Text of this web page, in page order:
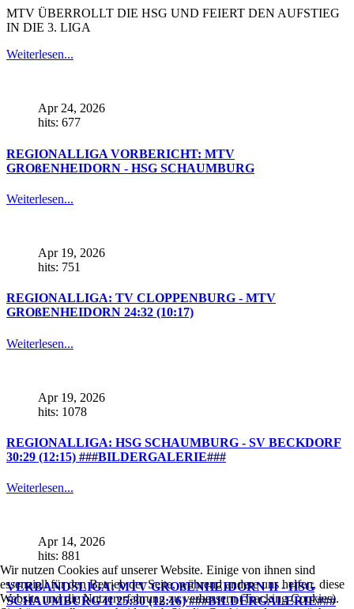
MTV ÜBERROLLT DIE HSG UND FEIERT DEN AUFSTIEG
IN DIE 3. LIGA
Weiterlesen...
Apr 24, 2026
hits: 677
REGIONALLIGA VORBERICHT: MTV
GROßENHEIDORN - HSG SCHAUMBURG
Weiterlesen...
Apr 19, 2026
hits: 751
REGIONALLIGA: TV CLOPPENBURG - MTV
GROßENHEIDORN 24:32 (10:17)
Weiterlesen...
Apr 19, 2026
hits: 1078
REGIONALLIGA: HSG SCHAUMBURG - SV BECKDORF
30:29 (12:15) ###BILDERGALERIE###
Weiterlesen...
Apr 14, 2026
hits: 881
VERBANDSLIGA: MTV GROßENHEIDORN II - HSG
SCHAUMBURG II 25:30 (12:16) ###BILDERGALERIE###
Wir nutzen Cookies auf unserer Website. Einige von ihnen sind
essenziell für den Betrieb der Seite, während andere uns helfen, diese
Website und die Nutzererfahrung zu verbessern (Tracking Cookies).